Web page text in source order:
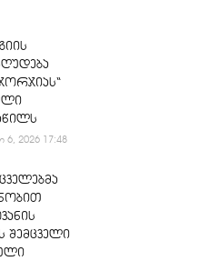
6, 2026 17:48
შემცველი